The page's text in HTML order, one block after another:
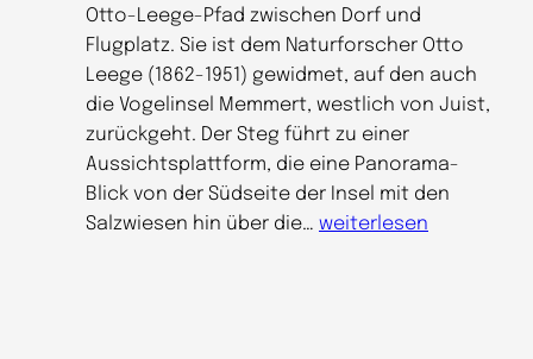
Otto-Leege-Pfad zwischen Dorf und
Flugplatz. Sie ist dem Naturforscher Otto
Leege (1862-1951) gewidmet, auf den auch
die Vogelinsel Memmert, westlich von Juist,
zurückgeht. Der Steg führt zu einer
Aussichtsplattform, die eine Panorama-
Blick von der Südseite der Insel mit den
Salzwiesen hin über die… K
weiterlesen